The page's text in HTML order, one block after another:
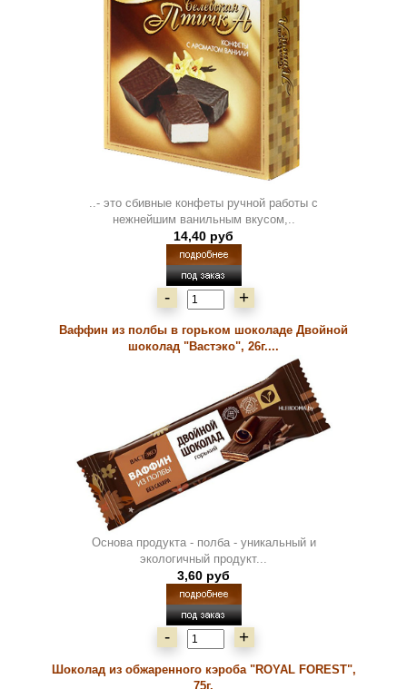
..- это сбивные конфеты ручной работы с
нежнейшим ванильным вкусом,..
14,40 руб
- +
Ваффин из полбы в горьком шоколаде Двойной
шоколад "Вастэко", 26г....
Основа продукта - полба - уникальный и
экологичный продукт...
3,60 руб
- +
Шоколад из обжаренного кэроба "ROYAL FOREST",
75г.